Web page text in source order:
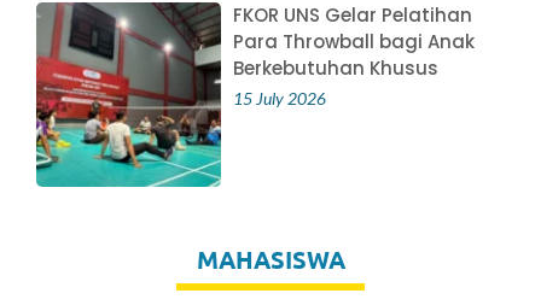
FKOR UNS Gelar Pelatihan
Para Throwball bagi Anak
Berkebutuhan Khusus
15 July 2026
MAHASISWA